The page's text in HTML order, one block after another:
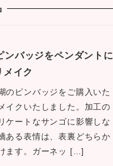
ンバッジをペンダントに
メイク
のピンバッジをご購入いた
イクいたしました。加工の
ケートなサンゴに影響しな
ある表情は、表裏どちらか
ます。ガーネッ […]